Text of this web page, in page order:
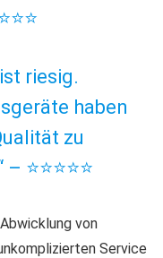
riesig.
haben
zu
von
Service